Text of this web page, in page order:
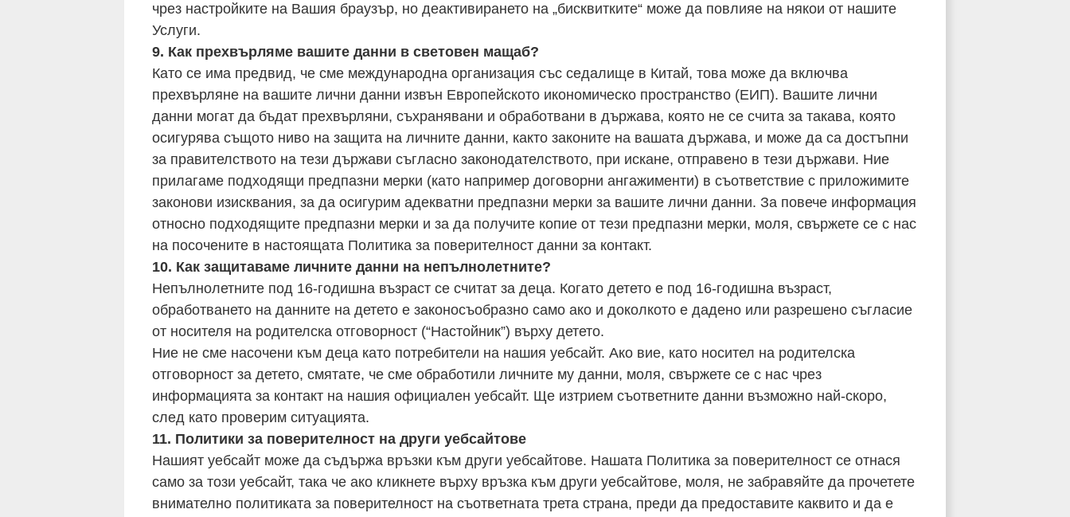
чрез настройките на Вашия браузър, но деактивирането на „бисквитките“ може да повлияе на някои от нашите
Услуги.
9. Как прехвърляме вашите данни в световен мащаб?
Като се има предвид, че сме международна организация със седалище в Китай, това може да включва
прехвърляне на вашите лични данни извън Европейското икономическо пространство (ЕИП). Вашите лични
данни могат да бъдат прехвърляни, съхранявани и обработвани в държава, която не се счита за такава, която
осигурява същото ниво на защита на личните данни, както законите на вашата държава, и може да са достъпни
за правителството на тези държави съгласно законодателството, при искане, отправено в тези държави. Ние
прилагаме подходящи предпазни мерки (като например договорни ангажименти) в съответствие с приложимите
законови изисквания, за да осигурим адекватни предпазни мерки за вашите лични данни. За повече информация
относно подходящите предпазни мерки и за да получите копие от тези предпазни мерки, моля, свържете се с нас
на посочените в настоящата Политика за поверителност данни за контакт.
10. Как защитаваме личните данни на непълнолетните?
Непълнолетните под 16-годишна възраст се считат за деца. Когато детето е под 16-годишна възраст,
обработването на данните на детето е законосъобразно само ако и доколкото е дадено или разрешено съгласие
от носителя на родителска отговорност (“Настойник”) върху детето.
Ние не сме насочени към деца като потребители на нашия уебсайт. Ако вие, като носител на родителска
отговорност за детето, смятате, че сме обработили личните му данни, моля, свържете се с нас чрез
информацията за контакт на нашия официален уебсайт. Ще изтрием съответните данни възможно най-скоро,
след като проверим ситуацията.
11. Политики за поверителност на други уебсайтове
Нашият уебсайт може да съдържа връзки към други уебсайтове. Нашата Политика за поверителност се отнася
само за този уебсайт, така че ако кликнете върху връзка към други уебсайтове, моля, не забравяйте да прочетете
внимателно политиката за поверителност на съответната трета страна, преди да предоставите каквито и да е